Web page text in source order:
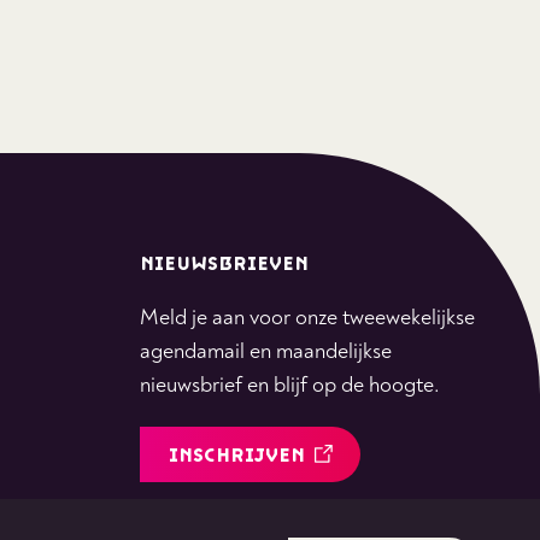
NIEUWSBRIEVEN
Meld je aan voor onze tweewekelijkse
agendamail en maandelijkse
nieuwsbrief en blijf op de hoogte.
INSCHRIJVEN